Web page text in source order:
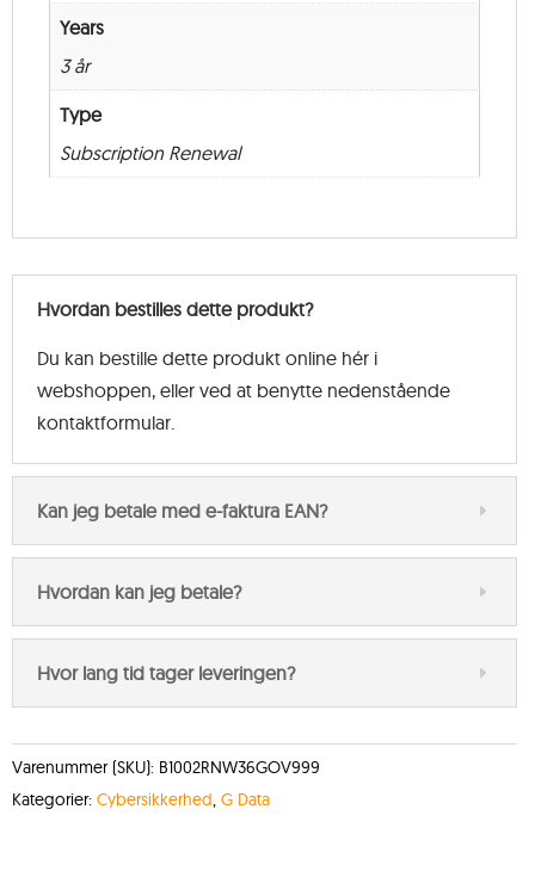
Years
3 år
Type
Subscription Renewal
Hvordan bestilles dette produkt?
Du kan bestille dette produkt online hér i
webshoppen, eller ved at benytte nedenstående
kontaktformular.
Kan jeg betale med e-faktura EAN?
Hvordan kan jeg betale?
Hvor lang tid tager leveringen?
Varenummer (SKU): B1002RNW36GOV999
Kategorier: Cybersikkerhed, G Data